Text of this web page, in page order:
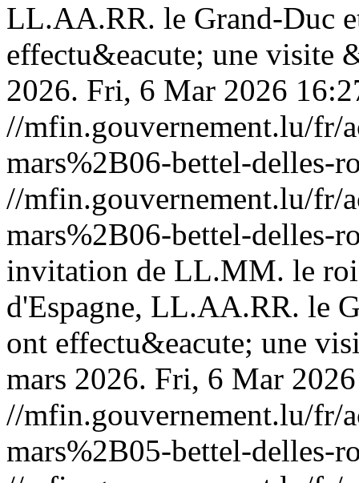
LL.AA.RR. le Grand-Duc
effectu&eacute; une visite
2026. Fri, 6 Mar 2026
//mfin.gouvernement.lu/fr/
mars%2B06-bettel-delles-
//mfin.gouvernement.lu/fr/
mars%2B06-bettel-delles-
invitation de LL.MM. le roi
d'Espagne, LL.AA.RR. le
ont effectu&eacute; une
mars 2026. Fri, 6 Mar
//mfin.gouvernement.lu/fr/
mars%2B05-bettel-delles-